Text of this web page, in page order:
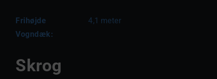
Frihøjde
Vogndæk:
4,1 meter
Skrog